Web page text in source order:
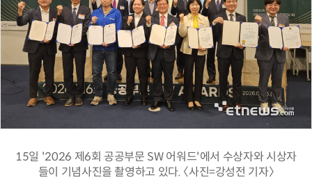
15일 '2026 제6회 공공부문 SW 어워드'에서 수상자와 시상자
들이 기념사진을 촬영하고 있다. 〈사진=강성전 기자〉